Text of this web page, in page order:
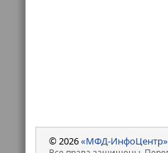
© 2026«МФД-ИнфоЦентр»